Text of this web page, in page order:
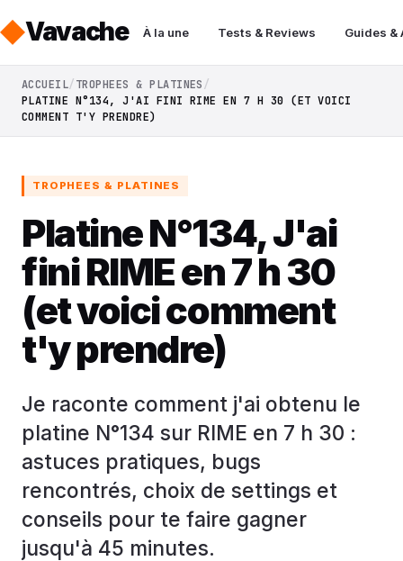
Vavache À la une Tests & Reviews Guides &
ACCUEIL TROPHEES & PLATINES
PLATINE N°134, J'AI FINI RIME EN 7 H 30 (ET VOICI
COMMENT T'Y PRENDRE)
TROPHEES & PLATINES
Platine N°134, J'ai
fini RIME en 7 h 30
(et voici comment
t'y prendre)
Je raconte comment j'ai obtenu le
platine N°134 sur RIME en 7 h 30 :
astuces pratiques, bugs
rencontrés, choix de settings et
conseils pour te faire gagner
jusqu'à 45 minutes.